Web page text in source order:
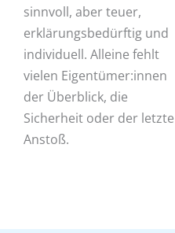
sinnvoll, aber teuer,
erklärungs­bedürftig und
individuell. Alleine fehlt
vielen Eigentümer:innen
der Überblick, die
Sicherheit oder der letzte
Anstoß.